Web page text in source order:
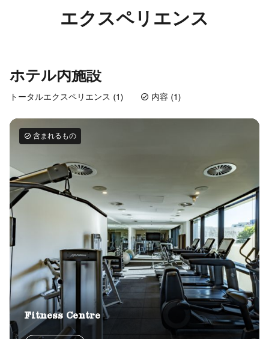
エクスペリエンス
ホテル内施設
トータルエクスペリエンス (1) 内容 (1)
含まれるもの
Fitness Centre